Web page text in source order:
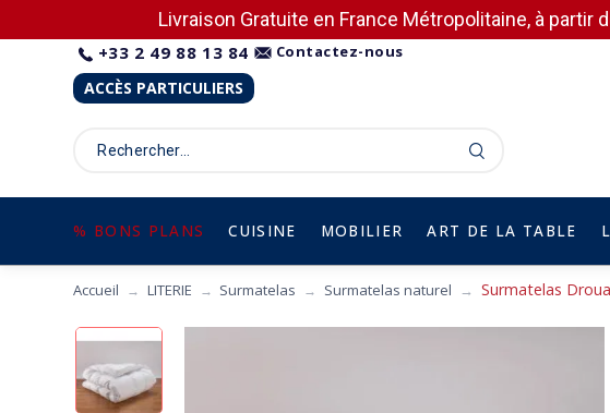
Livraison Gratuite en France Métropolitaine, à
+33 2 49 88 13 84 Contactez-nous
ACCÈS PARTICULIERS
% BONS PLANS CUISINE MOBILIER ART DE LA TABLE
Accueil LITERIE Surmatelas Surmatelas naturel Surmatelas